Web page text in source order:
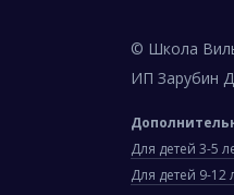
© Школа
ИП Зарубин
Для детей 3-5
Для детей 9-12